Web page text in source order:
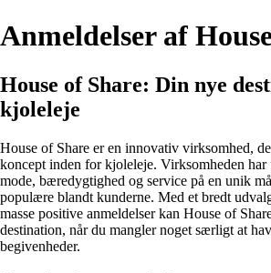
Anmeldelser af
House of Share: Din nye
kjoleleje
House of Share er en innovativ virksomhed,
koncept inden for kjoleleje. Virksomheden har
mode, bæredygtighed og service på en unik
populære blandt kunderne. Med et bredt
masse positive anmeldelser kan House of
destination, når du mangler noget særligt at
begivenheder.